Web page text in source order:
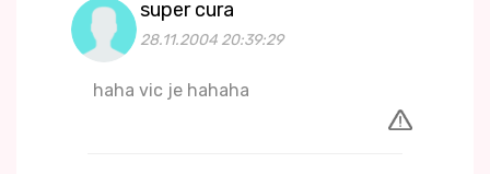
super cura
28.11.2004 20:39:29
haha vic je hahaha